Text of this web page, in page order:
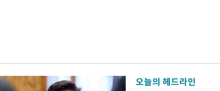
오늘의 헤드라인